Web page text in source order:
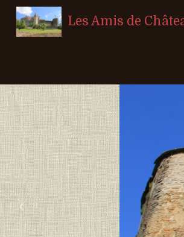
Les Amis de
‹